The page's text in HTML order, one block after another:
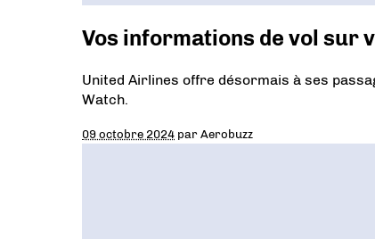
Vos informations de vol sur
United Airlines offre désormais à ses
Watch.
09 octobre 2024 parAerobuzz